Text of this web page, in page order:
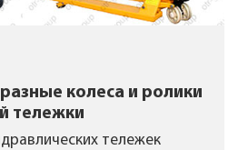
колеса и ролики
тележки
тележек